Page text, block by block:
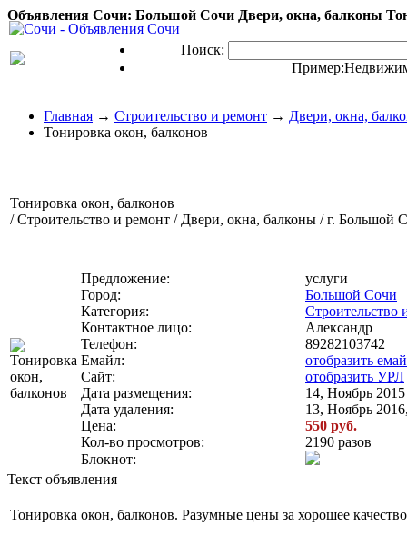
Объявления Сочи: Большой Сочи Двери, окна, балконы
Поиск:
Пример:
Главная → Строительство и ремонт → Двери, окна,
Тонировка окон, балконов
Тонировка окон, балконов
/ Строительство и ремонт / Двери, окна, балконы / г. Большой
Предложение:
услуги
Город:
Большой Сочи
Категория:
Строительство
Контактное лицо:
Александр
Телефон:
89282103742
Емайл:
отобразить
Сайт:
отобразить УРЛ
Дата размещения:
14, Ноябрь
Дата удаления:
13, Ноябрь
Цена:
550 руб.
Кол-во просмотров:
2190 разов
Блокнот:
Текст объявления
Тонировка окон, балконов. Разумные цены за хорошее качество